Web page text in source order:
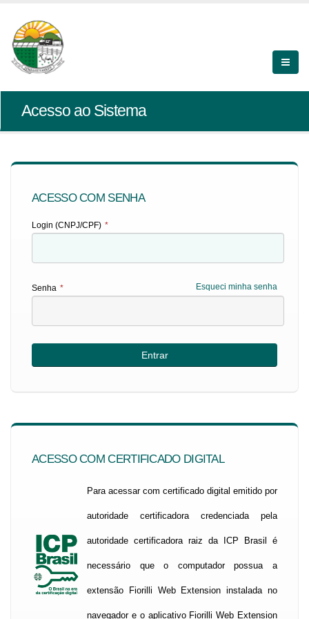
Acesso ao Sistema
ACESSO COM SENHA
Login (CNPJ/CPF) *
Esqueci minha senha
Senha *
ACESSO COM CERTIFICADO DIGITAL
Para acessar com certificado digital emitido por
autoridade certificadora credenciada pela
autoridade certificadora raiz da ICP Brasil é
necessário que o computador possua a
extensão Fiorilli Web Extension instalada no
navegador e o aplicativo Fiorilli Web Extension